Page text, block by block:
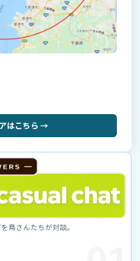
はこちら →
鳥さんたちが対談。